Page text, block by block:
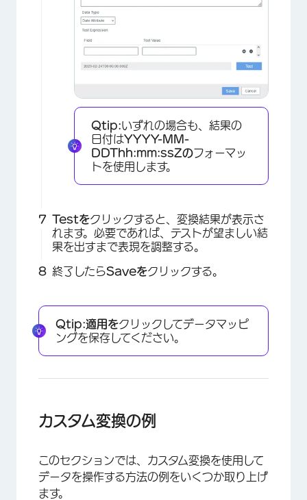
Qtip:いずれの場合も、結果の
日付はYYYY-MM-
DDThh:mm:ssZのフォーマッ
トを使用します。
Testをクリックすると、変換結果が表示さ
れます。必要であれば、テストが望ましい結
果を出すまで表現を調整する。
終了したらSaveをクリックする。
Qtip:適用をクリックしてデータマッピ
ングを保存してください。
カスタム変換の例
このセクションでは、カスタム変換を使用して
データを操作する方法の例をいくつか取り上げ
ます。